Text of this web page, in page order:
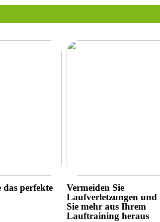
das perfekte
Vermeiden Sie
Laufverletzungen und
Sie mehr aus Ihrem
Lauftraining heraus